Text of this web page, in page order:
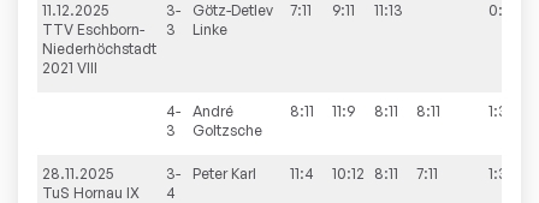
11.12.2025
TTV Eschborn-
Niederhöchstadt
2021 VIII
3-
3
Götz-Detlev
Linke
7:11 9:11 11:13 0:3
4-
3
André
Goltzsche
8:11 11:9 8:11 8:11 1:3
28.11.2025
TuS Hornau IX
3-
4
Peter Karl 11:4 10:12 8:11 7:11 1:3